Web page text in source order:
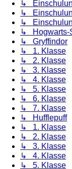
↳
↳
↳
↳ Hogwarts-
↳ Gryffindor
↳ 1. Klasse
↳ 2. Klasse
↳ 3. Klasse
↳ 4. Klasse
↳ 5. Klasse
↳ 6. Klasse
↳ 7. Klasse
↳ Hufflepuff
↳ 1. Klasse
↳ 2. Klasse
↳ 3. Klasse
↳ 4. Klasse
↳ 5. Klasse